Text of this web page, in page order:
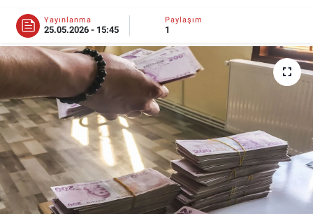
Yayınlanma
25.05.2026 - 15:45
Paylaşım
1
YEMEK
ESKİŞEHİR NÖBETÇİ ECZANELER
Eskişehir Haber İçerikleri
Eskişehir Hava Durumu
Eskişehir Tramvay Saatleri
Eskişehir Otobüs Saatleri
Haber Arşivi